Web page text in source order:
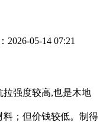
2026-05-14 07:21
强度较高,也是木地
；但价钱较低。制得